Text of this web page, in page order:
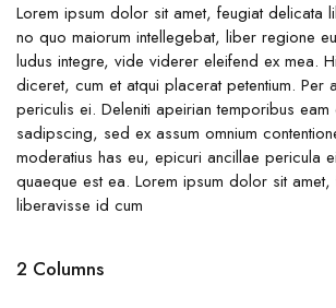
Lorem ipsum dolor sit amet, feugiat delicata
no quo maiorum intellegebat, liber regione
ludus integre, vide viderer eleifend ex mea.
diceret, cum et atqui placerat petentium. Per
periculis ei. Deleniti apeirian temporibus
sadipscing, sed ex assum omnium
moderatius has eu, epicuri ancillae pericula
quaeque est ea. Lorem ipsum dolor sit
liberavisse id cum
2 Columns